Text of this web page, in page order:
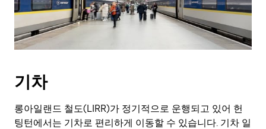
기차
롱아일랜드 철도(LIRR)가 정기적으로 운행되고 있어 헌
팅턴에서는 기차로 편리하게 이동할 수 있습니다. 기차 일